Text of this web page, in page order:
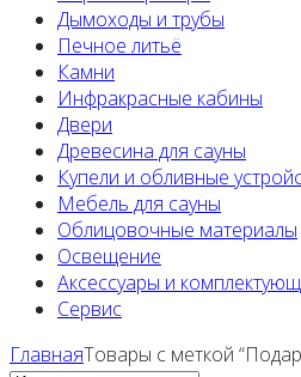
Дымоходы и трубы
Печное литьё
Камни
Инфракрасные кабины
Двери
Древесина для сауны
Купели и обливные
Мебель для сауны
Облицовочные материалы
Освещение
Аксессуары и
Сервис
ГлавнаяТовары с меткой